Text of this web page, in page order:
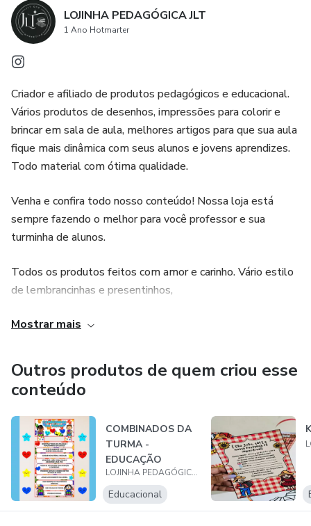
- 1 Folha de Resposta: Para registrar as descobertas e
respostas dos detetives.
Objetivo: Desenvolver a identificação e compreensão dos
Prepare-se para uma aventura cheia de aprendizado e
diversão!
Os alunos vão adorar se tornar verdadeiros detetives da
LOJINHA PEDAGÓGICA JLT
1 Ano Hotmarter
Criador e afiliado de produtos pedagógicos e educacional.
Vários produtos de desenhos, impressões para colorir e
brincar em sala de aula, melhores artigos para que sua aula
fique mais dinâmica com seus alunos e jovens aprendizes.
Todo material com ótima qualidade.
Venha e confira todo nosso conteúdo! Nossa loja está
sempre fazendo o melhor para você professor e sua
turminha de alunos.
Todos os produtos feitos com amor e carinho. Vário estilo
de lembrancinhas e presentinhos,
Faça parte dessa família e descubra novos horizontes e
Mostrar mais
Outros produtos de quem criou esse
conteúdo
COMBINADOS DA
TURMA -
EDUCAÇÃO
ESPECIAL 🥰✨
LOJINHA PEDAGÓGICA JLT
Educacional